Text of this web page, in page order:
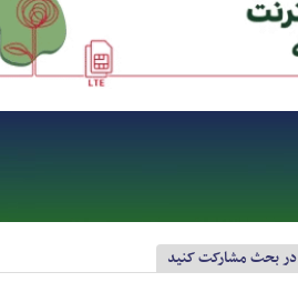
در بحث مشارکت کنید